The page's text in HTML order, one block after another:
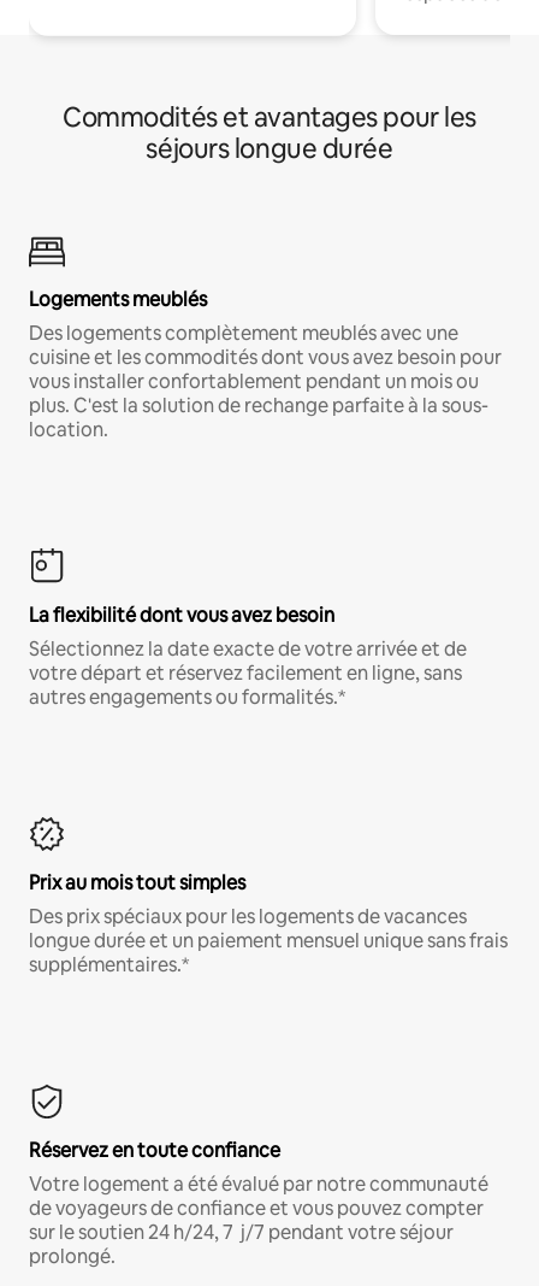
Commodités et avantages pour les
séjours longue durée
Logements meublés
Des logements complètement meublés avec une
cuisine et les commodités dont vous avez besoin pour
vous installer confortablement pendant un mois ou
plus. C'est la solution de rechange parfaite à la sous-
location.
La flexibilité dont vous avez besoin
Sélectionnez la date exacte de votre arrivée et de
votre départ et réservez facilement en ligne, sans
autres engagements ou formalités.*
Prix au mois tout simples
Des prix spéciaux pour les logements de vacances
longue durée et un paiement mensuel unique sans frais
supplémentaires.*
Réservez en toute confiance
Votre logement a été évalué par notre communauté
de voyageurs de confiance et vous pouvez compter
sur le soutien 24 h/24, 7 j/7 pendant votre séjour
prolongé.